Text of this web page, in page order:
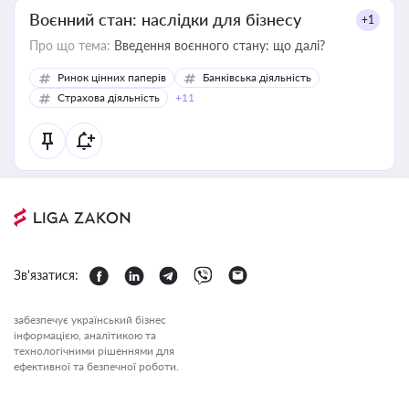
Воєнний стан: наслідки для бізнесу +1
Про що тема: Введення воєнного стану: що далі?
Ринок цінних паперів
Банківська діяльність
Страхова діяльність
+11
Зв'язатися:
забезпечує український бізнес
інформацією, аналітикою та
технологічними рішеннями для
ефективної та безпечної роботи.